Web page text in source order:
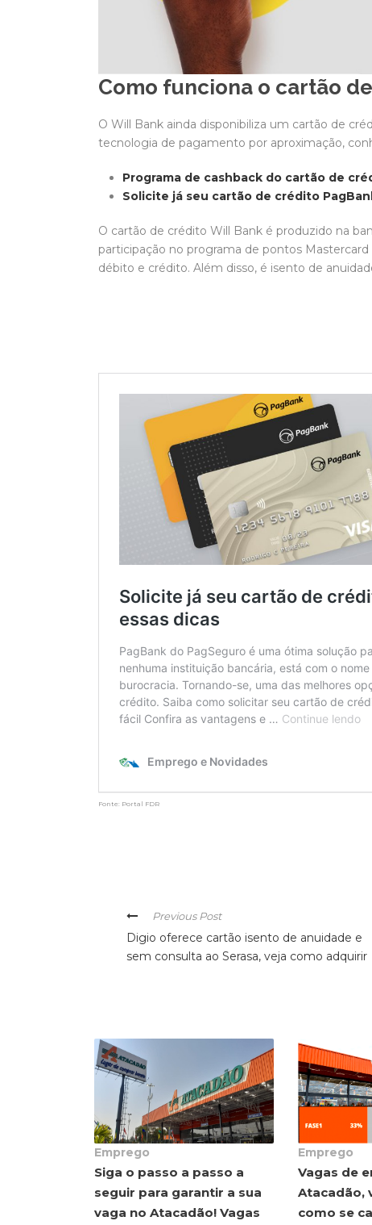
Como funciona o cartão
O Will Bank ainda disponibiliza um cartão de
tecnologia de pagamento por aproximação,
Programa de cashback do cartão de
Solicite já seu cartão de crédito
O cartão de crédito Will Bank é produzido na
participação no programa de pontos
débito e crédito. Além disso, é isento de
Fonte: Portal FDR
Previous Post
Digio oferece cartão isento de anuidade e
sem consulta ao Serasa, veja como adquirir
Emprego
Siga o passo a passo a
seguir para garantir a sua
vaga no Atacadão! Vagas
Emprego
Vagas de
Atacadão,
como se